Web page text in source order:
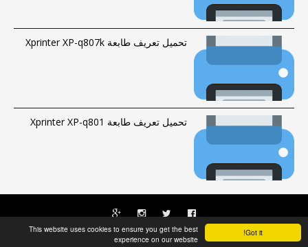
Got it!
This website uses cookies to ensure you get the best
experience on our website
تحميل تعريف طابعة Xprinter XP-q807k
تحميل تعريف طابعة Xprinter XP-q801
الحقوق محفوظة © 2016-2023 | فهرس الموقع|راسلناFawrytech